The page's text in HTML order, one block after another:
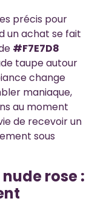
précis pour
un achat se fait
#F7E7D8
taupe autour
change
maniaque,
au moment
de recevoir un
sous
rose :